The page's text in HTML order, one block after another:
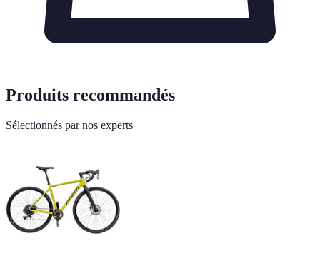
Produits recommandés
Sélectionnés par nos experts